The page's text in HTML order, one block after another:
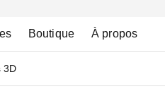
Boutique À propos
3D